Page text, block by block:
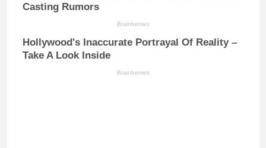
Casting Rumors
Brainberries
Hollywood's Inaccurate Portrayal Of Reality –
Take A Look Inside
Brainberries